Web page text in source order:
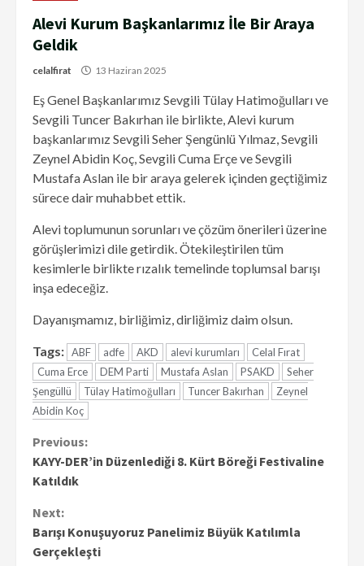
Alevi Kurum Başkanlarımız İle Bir Araya
Geldik
celalfirat 13 Haziran 2025
Eş Genel Başkanlarımız Sevgili Tülay Hatimoğulları ve
Sevgili Tuncer Bakırhan ile birlikte, Alevi kurum
başkanlarımız Sevgili Seher Şengünlü Yılmaz, Sevgili
Zeynel Abidin Koç, Sevgili Cuma Erçe ve Sevgili
Mustafa Aslan ile bir araya gelerek içinden geçtiğimiz
sürece dair muhabbet ettik.
Alevi toplumunun sorunları ve çözüm önerileri üzerine
görüşlerimizi dile getirdik. Ötekileştirilen tüm
kesimlerle birlikte rızalık temelinde toplumsal barışı
inşa edeceğiz.
Dayanışmamız, birliğimiz, dirliğimiz daim olsun.
Tags: ABF adfe AKD alevi kurumları
Celal Fırat
Cuma Erce
DEM Parti Mustafa Aslan PSAKD
Seher
Şengüllü
Tülay Hatimoğulları Tuncer Bakırhan
Zeynel
Abidin Koç
Continue
Reading
Previous:
KAYY-DER’in Düzenlediği 8. Kürt Böreği Festivaline
Katıldık
Next:
Barışı Konuşuyoruz Panelimiz Büyük Katılımla
Gerçekleşti